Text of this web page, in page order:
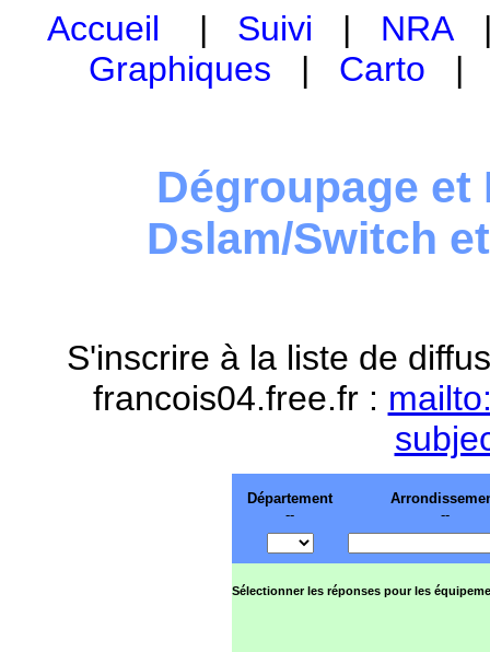
Accueil | Suivi | NRA
Graphiques | Carto
Dégroupage et
Dslam/Switch
S'inscrire à la liste de
francois04.free.fr :
Département
--
--
Sélectionner les réponses pour les